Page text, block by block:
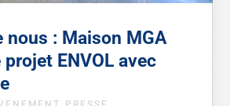
nous : Maison MGA
ENVOL avec
,